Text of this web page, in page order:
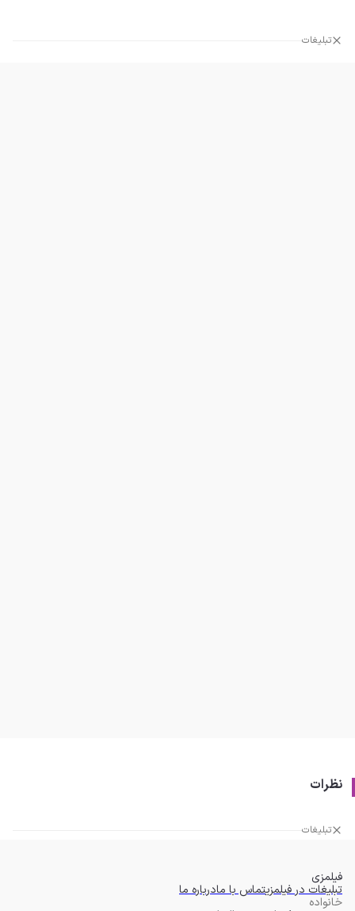
تبلیغات
نظرات
تبلیغات
فیلمزی
تبلیغات در فیلمزیتماس با مادرباره ما
خانواده